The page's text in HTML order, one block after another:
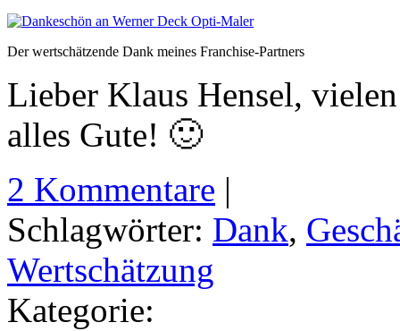
Der wertschätzende Dank meines Franchise-Partners
Lieber Klaus Hensel,
alles Gute! 🙂
2 Kommentare |
Schlagwörter: Dank,
Wertschätzung
Kategorie: